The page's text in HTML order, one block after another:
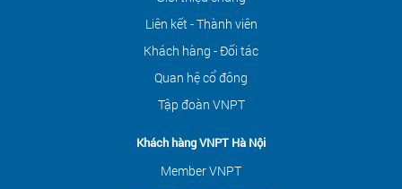
Liên kết - Thành viên
Khách hàng - Đối tác
Quan hệ cổ đông
Tập đoàn VNPT
Khách hàng VNPT Hà Nội
Member VNPT